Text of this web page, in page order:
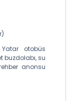
Yatar otobüs
buzdolabı, su
anonsu